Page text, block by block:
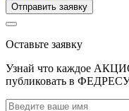
Отправить заявку
Оставьте заявку
Узнай что каждое
публиковать в